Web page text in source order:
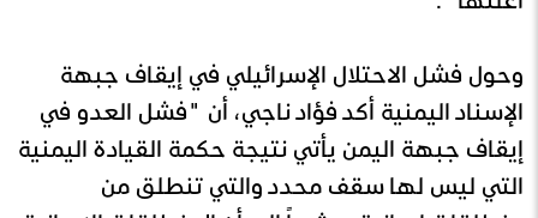
وحول فشل الاحتلال الإسرائيلي في إيقاف جبهة
الإسناد اليمنية أكد فؤاد ناجي، أن "فشل العدو في
إيقاف جبهة اليمن يأتي نتيجة حكمة القيادة اليمنية
التي ليس لها سقف محدد والتي تنطلق من